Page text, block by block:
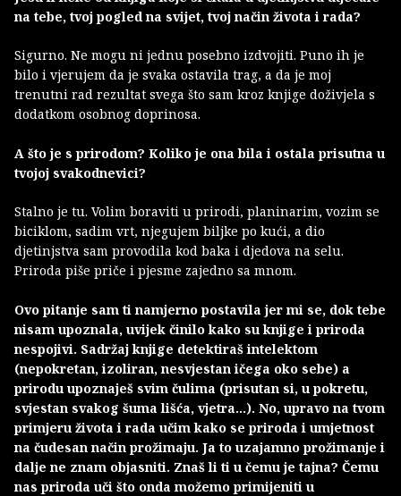
na tebe, tvoj pogled na svijet, tvoj način života i rada?
Sigurno. Ne mogu ni jednu posebno izdvojiti. Puno ih je
bilo i vjerujem da je svaka ostavila trag, a da je moj
trenutni rad rezultat svega što sam kroz knjige doživjela s
dodatkom osobnog doprinosa.
A što je s prirodom? Koliko je ona bila i ostala prisutna u
tvojoj svakodnevici?
Stalno je tu. Volim boraviti u prirodi, planinarim, vozim se
biciklom, sadim vrt, njegujem biljke po kući, a dio
djetinjstva sam provodila kod baka i djedova na selu.
Priroda piše priče i pjesme zajedno sa mnom.
Ovo pitanje sam ti namjerno postavila jer mi se, dok tebe
nisam upoznala, uvijek činilo kako su knjige i priroda
nespojivi. Sadržaj knjige detektiraš intelektom
(nepokretan, izoliran, nesvjestan ičega oko sebe) a
prirodu upoznaješ svim čulima (prisutan si, u pokretu,
svjestan svakog šuma lišća, vjetra…). No, upravo na tvom
primjeru života i rada učim kako se priroda i umjetnost
na čudesan način prožimaju. Ja to uzajamno prožimanje i
dalje ne znam objasniti. Znaš li ti u čemu je tajna? Čemu
nas priroda uči što onda možemo primijeniti u